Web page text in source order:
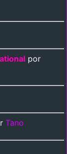
por
Tano